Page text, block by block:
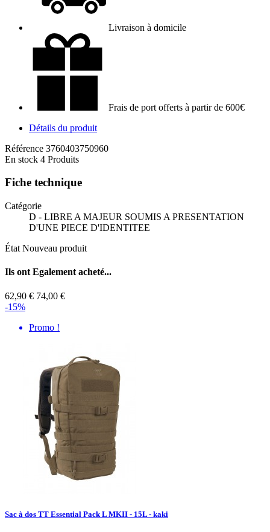
Livraison à domicile
Frais de port offerts à partir de 600€
Détails du produit
Référence 3760403750960
En stock 4 Produits
Fiche technique
Catégorie
D - LIBRE A MAJEUR SOUMIS A PRESENTATION
D'UNE PIECE D'IDENTITEE
État Nouveau produit
Ils ont Egalement acheté...
62,90 € 74,00 €
-15%
Promo !
Sac à dos TT Essential Pack L MKII - 15L - kaki